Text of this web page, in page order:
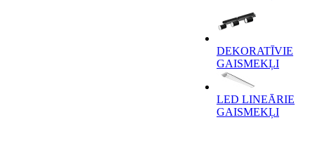
DEKORATĪVIE
GAISMEKĻI
LED LINEĀRIE
GAISMEKĻI